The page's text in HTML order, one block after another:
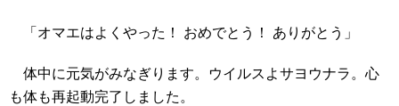
「オマエはよくやった！ おめでとう！ ありがとう」
体中に元気がみなぎります。ウイルスよサヨウナラ。心
も体も再起動完了しました。